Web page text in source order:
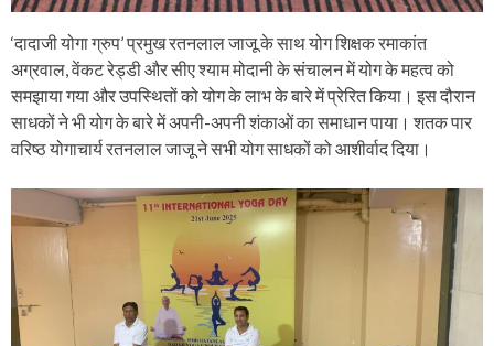
‘दादाजी योगा ग्रुप’ प्रमुख रतनलाल जाजू के साथ योग शिक्षक रमाकांत
अग्रवाल, वेंकट रेड्डी और सीए श्याम मोदानी के संचालन में योग के महत्व को
समझाया गया और उपस्थितों को योग के लाभ के बारे में प्रेरित किया। इस दौरान
साधकों ने भी योग के बारे में अपनी-अपनी शंकाओं का समाधान पाया। शतक पार
वरिष्ठ योगाचार्य रतनलाल जाजू ने सभी योग साधकों को आशीर्वाद दिया।